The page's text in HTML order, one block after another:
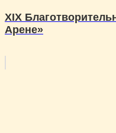
XIХ
Арене»